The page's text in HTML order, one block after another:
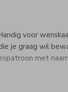
voor
je graag wil
met